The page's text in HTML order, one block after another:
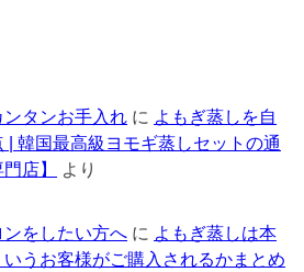
タンお手入れ に よもぎ蒸しを自
| 韓国最高級ヨモギ蒸しセットの通
店】
より
をしたい方へ に よもぎ蒸しは本
うお客様がご購入されるかまとめ